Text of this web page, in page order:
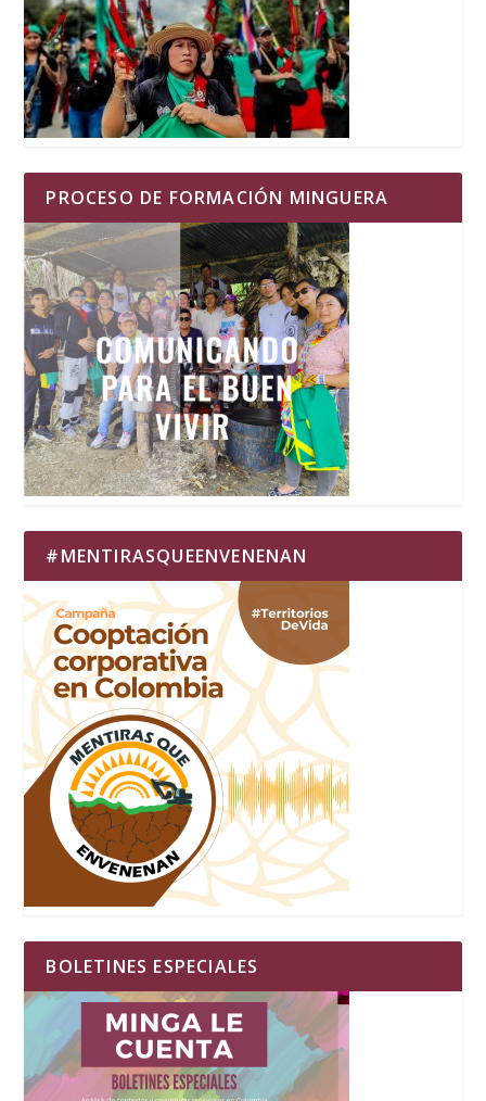
PROCESO DE FORMACIÓN MINGUERA
#MENTIRASQUEENVENENAN
BOLETINES ESPECIALES